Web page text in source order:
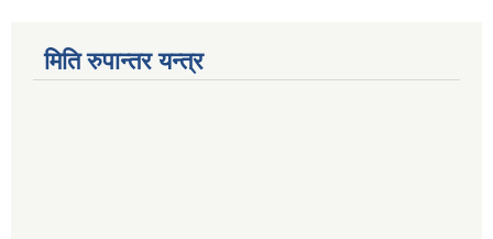
मिति रुपान्तर यन्त्र